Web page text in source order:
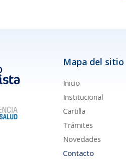
Mapa del sitio
Inicio
Institucional
Cartilla
Trámites
Novedades
Contacto